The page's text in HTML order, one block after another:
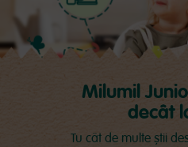
Milumil
decât
Tu cât de multe știi